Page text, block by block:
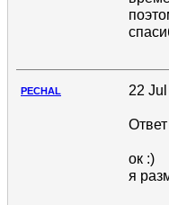
PECHAL 22
ок :)
я